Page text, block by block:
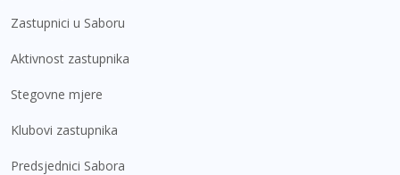
Zastupnici u Saboru
Aktivnost zastupnika
Stegovne mjere
Klubovi zastupnika
Predsjednici Sabora